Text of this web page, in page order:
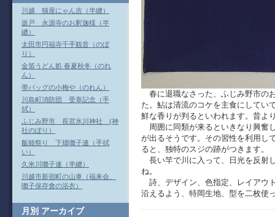
春に退職なさった、ふじみ野市の
た。鮎は清流のコケを主食にしてい
鮮な香りが判るといわれます。昔よ
周囲に同類が来るといきなり興奮
が出るそうです。その習性を利用し
ると、独特のスジの跡がつきます。
長い竿で川に入って、日光を反射
ね。
詩、デザイン、色指定、レイアウ
沿えるよう、特岡生地、型を二枚使
川越 猫屋にゃん吉（半纏）
坂戸 永源寺のお釈迦様（半
纏）
太田市円福寺千手観音（のぼ
り）
金笛うどん処 春夏秋冬（のれ
ん）
帯バッグの小梅や（のれん）
川島町消防団 受章記念（手
拭）
ふじみ野市 長宮氷川神社 (神
社のぼり）
飯能祭り 下畑囃子連（手拭
い）
久米川囃子連（半纏）
川越市新宿町の山車（福来会、
囃子保存會の浴衣）
月別アーカイブ